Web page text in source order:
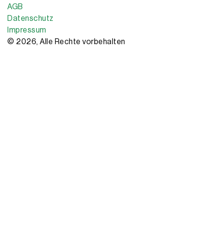
© 2026, Alle Rechte vorbehalten
Impressum
Datenschutz
AGB